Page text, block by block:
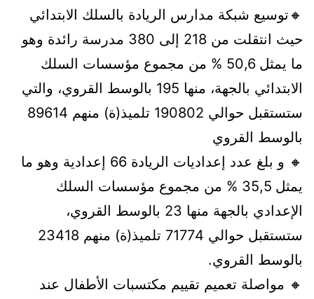
🔸توسيع شبكة مدارس الريادة بالسلك الابتدائي
حيث انتقلت من 218 إلى 380 مدرسة رائدة وهو
ما يمثل 50,6 % من مجموع مؤسسات السلك
الابتدائي بالجهة، منها 195 بالوسط القروي، والتي
ستستقبل حوالي 190802 تلميذ(ة) منهم 89614
بالوسط القروي
🔸 و بلغ عدد إعداديات الريادة 66 إعدادية وهو ما
يمثل 35,5 % من مجموع مؤسسات السلك
الإعدادي بالجهة منها 23 بالوسط القروي،
ستستقبل حوالي 71774 تلميذ(ة) منهم 23418
بالوسط القروي.
🔸 مواصلة تعميم تقييم مكتسبات الأطفال عند